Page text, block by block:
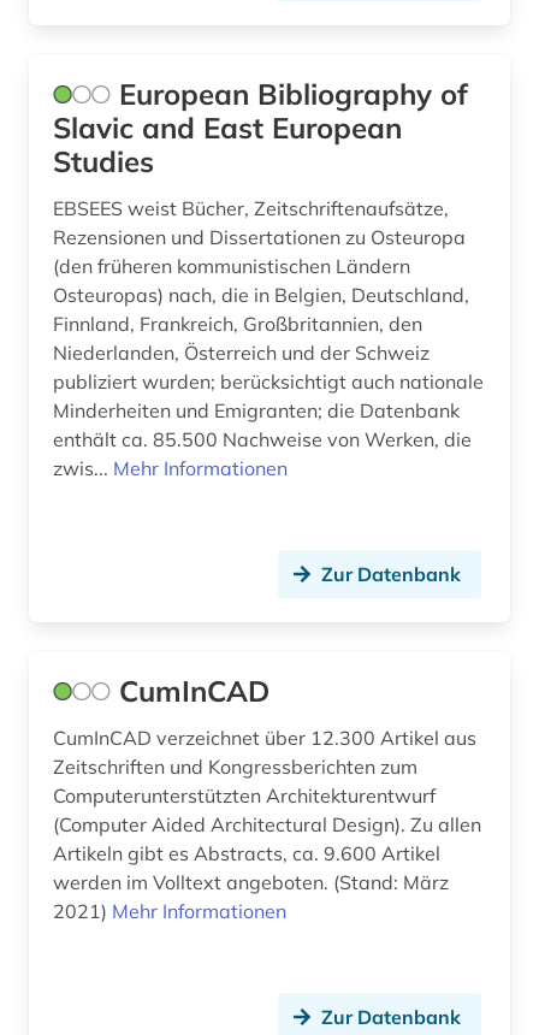
islamwissenschaft (2)
italien (4)
italienisch (4)
japan (1)
johann christian (2)
judentum (1)
jugendliteratur (1)
jugendliteraturforschung (1)
kanada (3)
European Bibliography of
Slavic and East European
Studies
EBSEES weist Bücher, Zeitschriftenaufsätze,
Rezensionen und Dissertationen zu Osteuropa
(den früheren kommunistischen Ländern
Osteuropas) nach, die in Belgien, Deutschland,
Finnland, Frankreich, Großbritannien, den
Niederlanden, Österreich und der Schweiz
publiziert wurden; berücksichtigt auch nationale
Minderheiten und Emigranten; die Datenbank
enthält ca. 85.500 Nachweise von Werken, die
zwis... Mehr Informationen
Zur Datenbank
CumInCAD
CumInCAD verzeichnet über 12.300 Artikel aus
Zeitschriften und Kongressberichten zum
Computerunterstützten Architekturentwurf
(Computer Aided Architectural Design). Zu allen
Artikeln gibt es Abstracts, ca. 9.600 Artikel
werden im Volltext angeboten. (Stand: März
2021) Mehr Informationen
Zur Datenbank